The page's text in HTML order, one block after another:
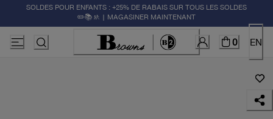
SOLDES POUR ENFANTS : +25% DE RABAIS SUR TOUS LES SOLDES
✏️📚🚸 | MAGASINER MAINTENANT
0 EN